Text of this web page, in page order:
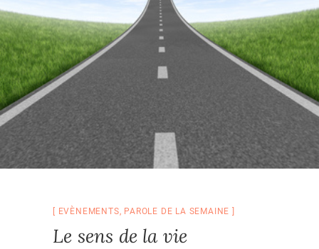
EVÈNEMENTS, PAROLE DE LA SEMAINE
Le sens de la vie